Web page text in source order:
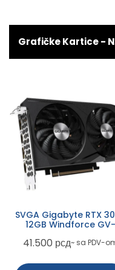
Grafičke Kartice -
SVGA Gigabyte RTX
12GB Windforce GV-
41.500 рсд~ sa PDV-